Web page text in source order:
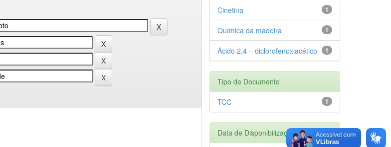
1
Cinetina
1
Química da madeira
1
Ácido 2,4 – diclorofenoxiacético
Tipo de Documento
1
TCC
Data de Disponibilização